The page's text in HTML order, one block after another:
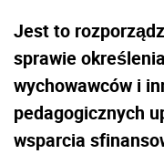
Jest to
sprawie
wychowawców i
pedagogicznych
wsparcia